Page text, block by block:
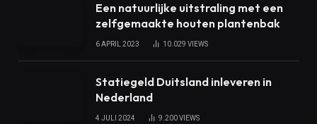
Een natuurlijke uitstraling met een
zelfgemaakte houten plantenbak
6 APRIL 2023 10.029 VIEWS
Statiegeld Duitsland inleveren in
Nederland
4 JULI 2024 9.200VIEWS